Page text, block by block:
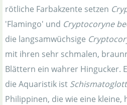
rötliche Farbakzente setzen
'Flamingo' und Cryptocoryne
die langsamwüchsige
mit ihren sehr schmalen,
Blättern ein wahrer Hingucker.
die Aquaristik ist
Philippinen, die wie eine kleine,